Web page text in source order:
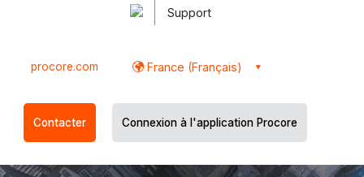
Support
procore.com France (Français)
Contacter Connexion à l'application Procore